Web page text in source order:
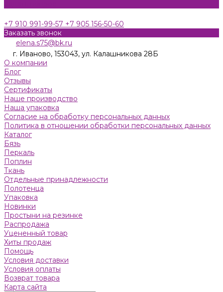
+7 910 991-99-57 +7 905 156-50-60
Заказать звонок
elena.s75@bk.ru
г. Иваново, 153043, ул. Калашникова 28Б
О компании
Блог
Отзывы
Сертификаты
Наше производство
Наша упаковка
Согласие на обработку персональных данных
Политика в отношении обработки персональных данных
Каталог
Бязь
Пeркaль
Поплин
Ткань
Отдельные принадлежности
Полотенца
Упаковка
Новинки
Простыни на резинке
Распродажа
Уцененный товар
Хиты продаж
Помощь
Условия доставки
Условия оплаты
Возврат товара
Карта сайта